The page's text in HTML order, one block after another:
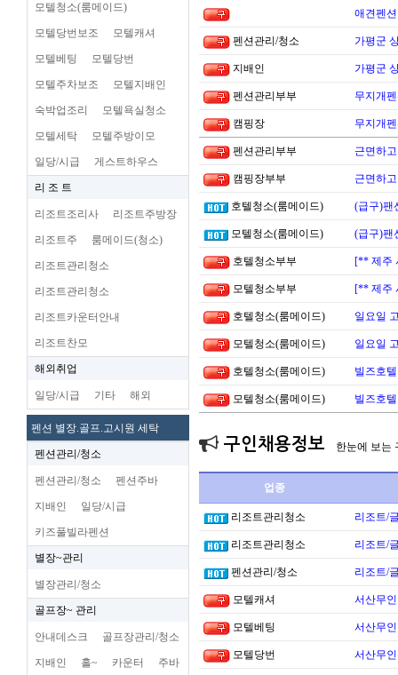
모텔청소(룸메이드)
모텔당번보조 모텔캐셔
모텔베팅 모텔당번
모텔주차보조 모텔지배인
숙박업조리 모텔욕실청소
모텔세탁 모텔주방이모
일당/시급 게스트하우스
리 조 트
리조트조리사 리조트주방장
리조트주 룸메이드(청소)
리조트관리청소
리조트관리청소
리조트카운터안내
리조트찬모
해외취업
일당/시급 기타 해외
펜션 별장.골프.고시원 세탁
펜션관리/청소
펜션관리/청소 펜션주바
지배인 일당/시급
키즈풀빌라펜션
별장~관리
별장관리/청소
골프장~ 관리
안내데스크 골프장관리/청소
지배인 홀~ 카운터 주바
애견펜
펜션관리/청소 가평군
지배인 가평군
펜션관리부부 무지개
캠핑장 무지개
펜션관리부부 근면하
캠핑장부부 근면하
호텔청소(룸메이드) (급구)팬
모텔청소(룸메이드) (급구)팬
호텔청소부부 [** 제주
모텔청소부부 [** 제주
호텔청소(룸메이드) 일요일
모텔청소(룸메이드) 일요일
호텔청소(룸메이드) 빌즈호
모텔청소(룸메이드) 빌즈호
구인채용정보 한눈에 보는
업종
리조트관리청소 리조트/
리조트관리청소 리조트/
펜션관리/청소 리조트/
모텔캐셔 서산무
모텔베팅 서산무
모텔당번 서산무